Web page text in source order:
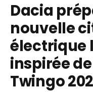
Dacia
nouvelle
électrique
inspirée
Twingo